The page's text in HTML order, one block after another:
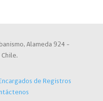
Alameda 924 –
de Registros